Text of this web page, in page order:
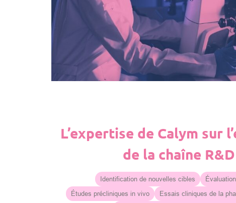
L’expertise de Calym sur
de la chaîne R&D
Identification de nouvelles cibles
Études précliniques in vivo
Essais cliniques de la